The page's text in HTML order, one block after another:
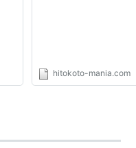
hitokoto-mania.com